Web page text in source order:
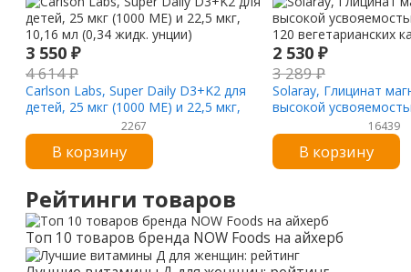
3 550 ₽
4 614₽
Carlson Labs, Super Daily D3+K2 для
детей, 25 мкг (1000 МЕ) и 22,5 мкг,
10,16 мл (0,34 жидк. унции)
2267
В корзину
2 530₽
3 289₽
Solaray, Глицинат
высокой
120 вегетарианских
16439
В корзину
Рейтинги товаров
Топ 10 товаров бренда NOW Foods на айхерб